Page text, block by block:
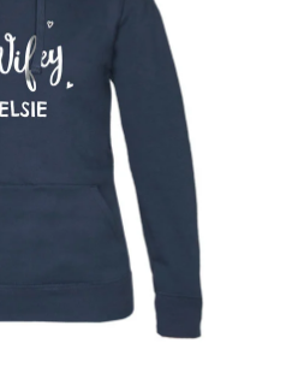
giver os 4,7 på Google
– med hendes navn, et
der går lige i hendes hjerte.
en masse kærlighed i